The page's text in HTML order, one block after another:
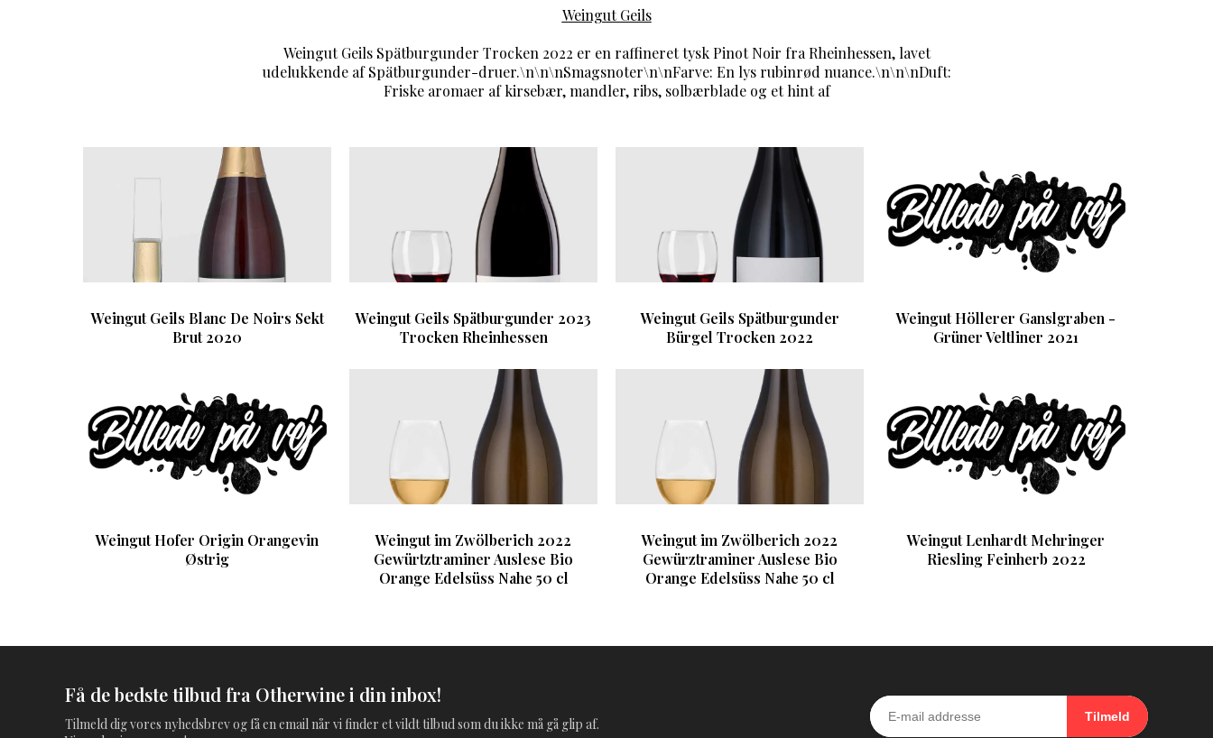
Weingut Geils
Weingut Geils Spätburgunder Trocken 2022 er en raffineret tysk Pinot Noir fra Rheinhessen, lavet
udelukkende af Spätburgunder-druer.\n\n\nSmagsnoter\n\nFarve: En lys rubinrød nuance.\n\n\nDuft:
Friske aromaer af kirsebær, mandler, ribs, solbærblade og et hint af
Weingut Geils Blanc De Noirs Sekt
Brut 2020
Weingut Geils Spätburgunder 2023
Trocken Rheinhessen
Weingut Geils Spätburgunder
Bürgel Trocken 2022
Weingut Höllerer Ganslgraben -
Grüner Veltliner 2021
Weingut Hofer Origin Orangevin
Østrig
Weingut im Zwölberich 2022
Gewürtztraminer Auslese Bio
Orange Edelsüss Nahe 50 cl
Weingut im Zwölberich 2022
Gewürztraminer Auslese Bio
Orange Edelsüss Nahe 50 cl
Weingut Lenhardt Mehringer
Riesling Feinherb 2022
Få de bedste tilbud fra Otherwine i din inbox!
Tilmeld dig vores nyhedsbrev og få en email når vi finder et vildt tilbud som du ikke må gå glip af.
Tilmeld